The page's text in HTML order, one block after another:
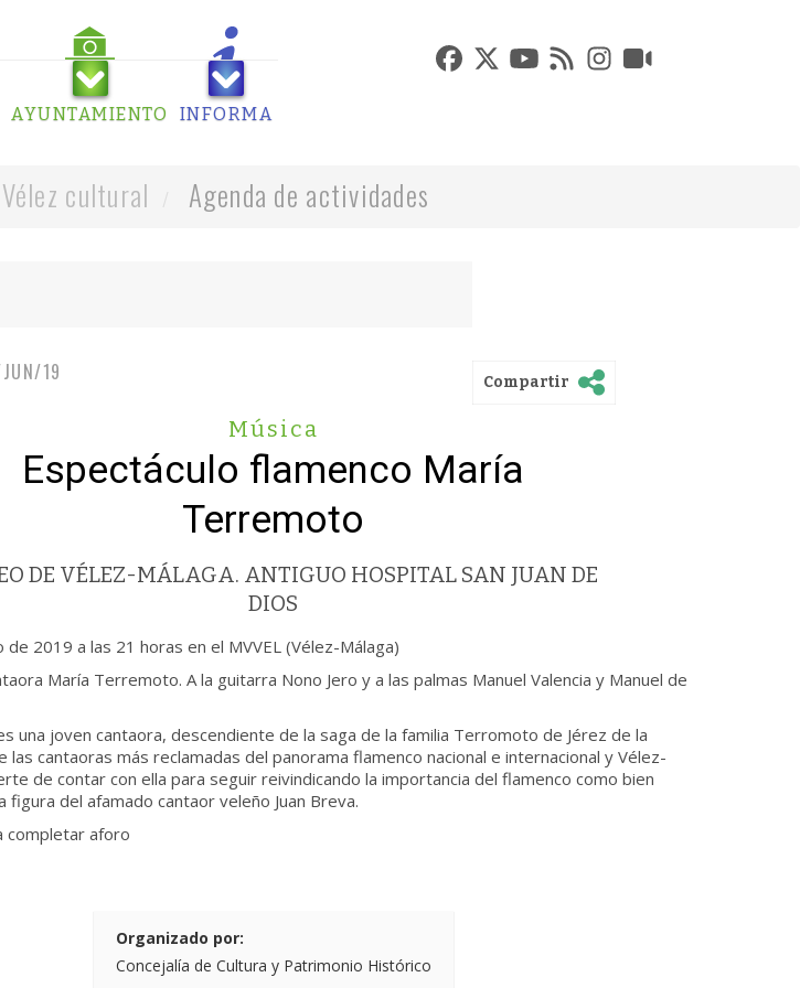
AYUNTAMIENTO INFORMA
Vélez cultural Agenda de actividades
19 Compartir
Música
Espectáculo flamenco María
Terremoto
DE VÉLEZ-MÁLAGA. ANTIGUO HOSPITAL SAN JUAN DE
DIOS
de 2019 a las 21 horas en el MVVEL (Vélez-Málaga)
María Terremoto. A la guitarra Nono Jero y a las palmas Manuel Valencia y Manuel de
una joven cantaora, descendiente de la saga de la familia Terromoto de Jérez de la
las cantaoras más reclamadas del panorama flamenco nacional e internacional y Vélez-
de contar con ella para seguir reivindicando la importancia del flamenco como bien
figura del afamado cantaor veleño Juan Breva.
completar aforo
Organizado por:
Concejalía de Cultura y Patrimonio Histórico